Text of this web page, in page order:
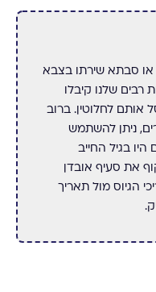
או סבתא שירתו בצבא
לפני 1951. לקוחות רבים שלנו קיבלו
אותם לחלוטין. ברוב
ניתן להשתמש
בגיל החייב
את סעיף אובדן
הגיוס מול תאריך